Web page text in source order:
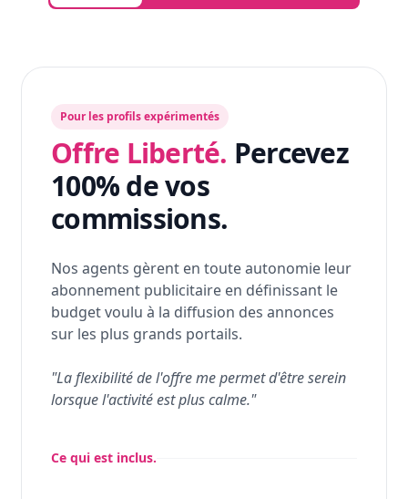
Pour les profils expérimentés
Offre Liberté. Percevez
100% de vos
commissions.
Nos agents gèrent en toute autonomie leur
abonnement publicitaire en définissant le
budget voulu à la diffusion des annonces
sur les plus grands portails.
"La flexibilité de l'offre me permet d'être serein
lorsque l'activité est plus calme."
Ce qui est inclus.